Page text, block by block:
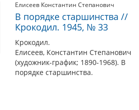
Елисеев Константин Степанович
В порядке старшинства //
Крокодил. 1945, № 33
Крокодил.
Елисеев, Константин Степанович
(художник-график; 1890-1968). В
порядке старшинства.